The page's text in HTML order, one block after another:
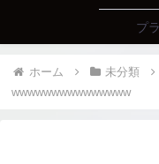
プ
ホーム 未分類
wwwwwwwwwwwwwww